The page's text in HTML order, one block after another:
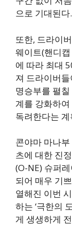
으로 기대된다.
또한, 드라이
웨이트(핸디캡
에 따라 최대
져 드라이버
명승부를 펼
계를 강화하
독려한다는
콘야마 마나
츠에 대한 진
(O-NE) 슈퍼
되어 매우 기
열해진 이번
하는 ‘극한의
게 생생하게